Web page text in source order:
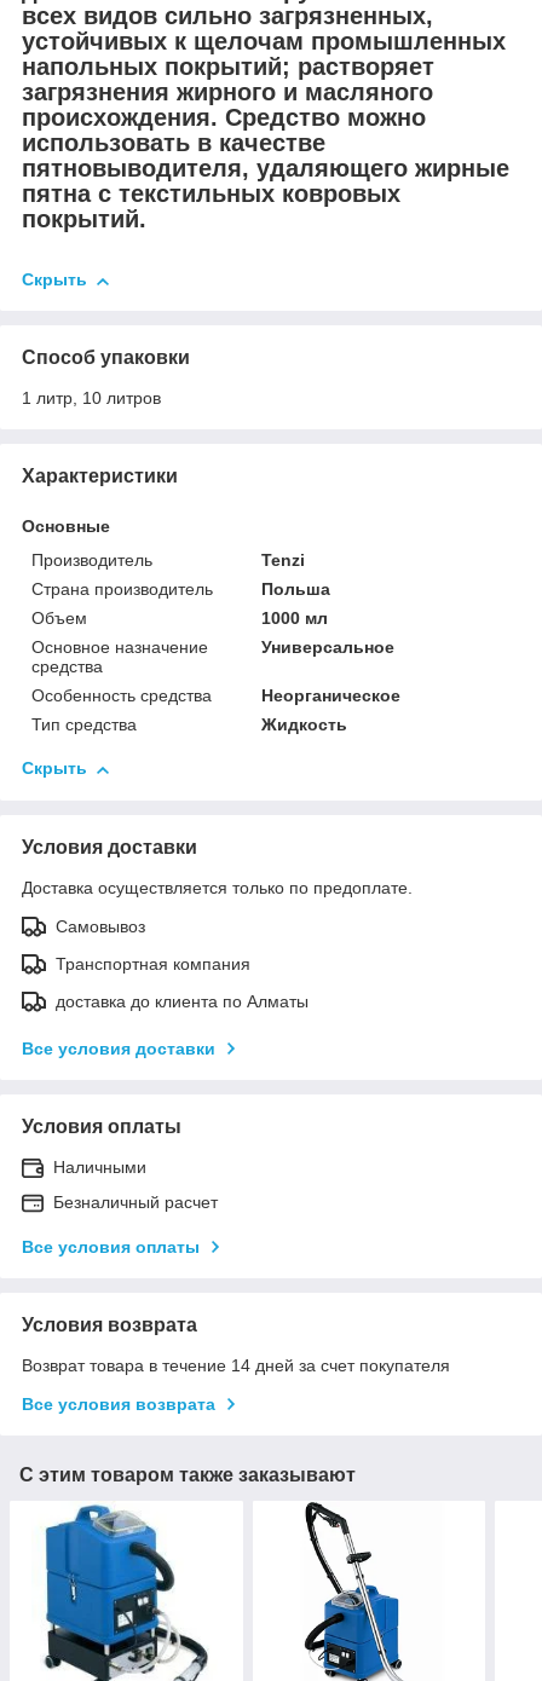
всех видов сильно загрязненных,
устойчивых к щелочам промышленных
напольных покрытий; растворяет
загрязнения жирного и масляного
происхождения. Средство можно
использовать в качестве
пятновыводителя, удаляющего жирные
пятна с текстильных ковровых
покрытий.
Скрыть
Способ упаковки
1 литр, 10 литров
Характеристики
Основные
Производитель
Tenzi
Страна производитель
Польша
Объем
1000 мл
Основное назначение
средства
Универсальное
Особенность средства
Неорганическое
Тип средства
Жидкость
Скрыть
Условия доставки
Доставка осуществляется только по предоплате.
Самовывоз
Транспортная компания
доставка до клиента по Алматы
Все условия доставки
Условия оплаты
Наличными
Безналичный расчет
Все условия оплаты
Условия возврата
Возврат товара в течение 14 дней за счет покупателя
Все условия возврата
С этим товаром также заказывают